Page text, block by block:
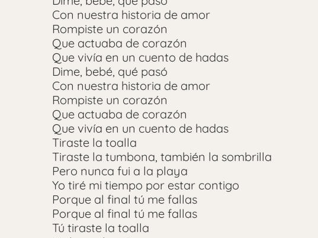
Con nuestra historia de amor
Rompiste un corazón
Que actuaba de corazón
Que vivía en un cuento de hadas
Dime, bebé, qué pasó
Con nuestra historia de amor
Rompiste un corazón
Que actuaba de corazón
Que vivía en un cuento de hadas
Tiraste la toalla
Tiraste la tumbona, también la sombrilla
Pero nunca fui a la playa
Yo tiré mi tiempo por estar contigo
Porque al final tú me fallas
Porque al final tú me fallas
Tú tiraste la toalla